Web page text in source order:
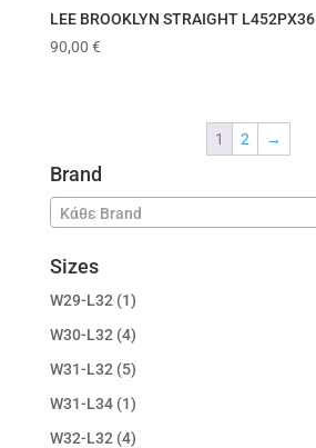
LEE BROOKLYN STRAIGHT L452PX36
90,00 €
1 2 →
Brand
Κάθε Brand
Sizes
W29-L32 (1)
W30-L32 (4)
W31-L32 (5)
W31-L34 (1)
W32-L32 (4)